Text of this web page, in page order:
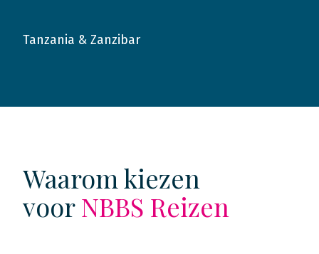
2018
Tanzania & Zanzibar
Waarom kiezen
voorNBBS Reizen